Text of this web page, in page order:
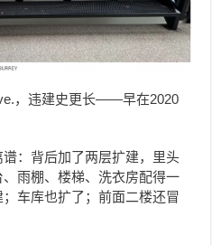
，违建史更长——早在2020
：背后加了两层扩建，里头
雨棚、楼梯、洗衣房配得一
车库也扩了；前面二楼还冒